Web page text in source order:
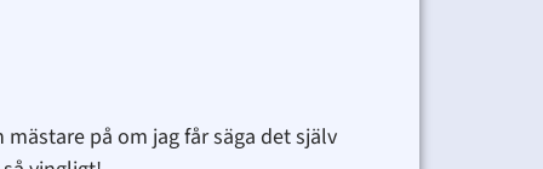
på om jag får säga det själv